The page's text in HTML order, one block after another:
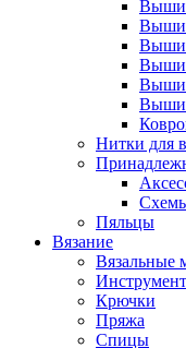
Нитки для
Пяльцы
Вязание
Вязальные
Крючки
Пряжа
Спицы